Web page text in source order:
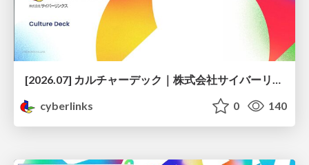
[2026.07] カルチャーデック｜株式会社サイバーリンクス
cyberlinks
0 140